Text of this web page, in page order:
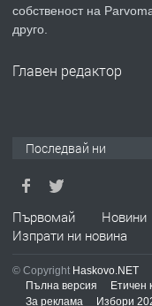
ПРЕДЛАГА
собственост на
друго.
Главен редактор
Последвай ни
Първомай Новини
Изпрати ни новина
© Copyright Haskovo.NET
Пълна версия
Етичен
За реклама
Избори